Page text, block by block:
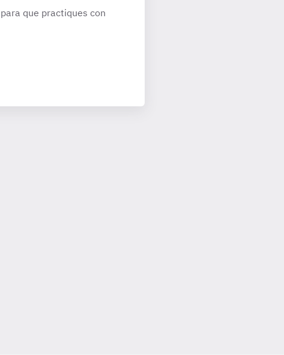
para que practiques con